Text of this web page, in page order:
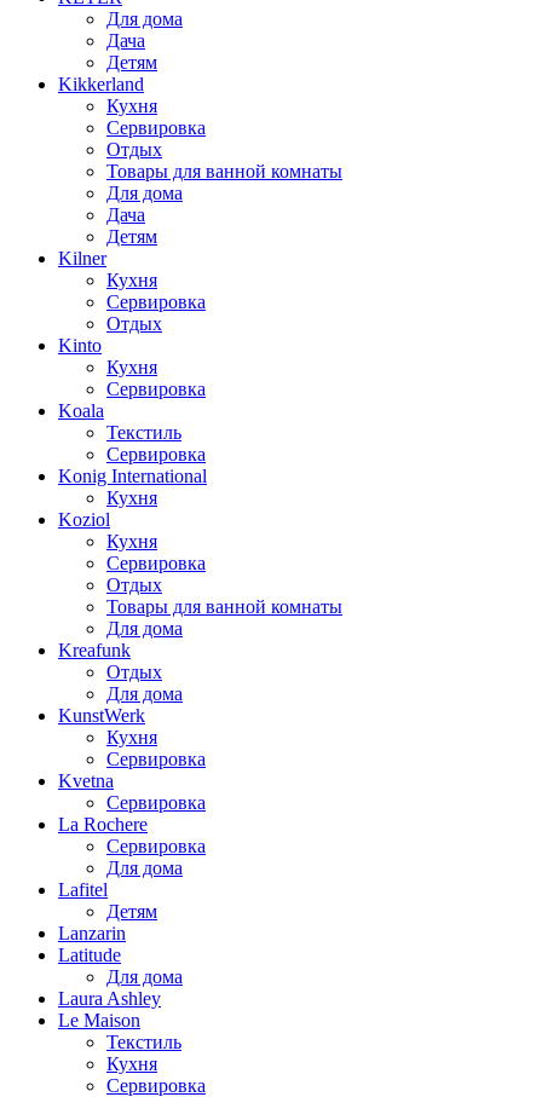
Для дома
Дача
Детям
Kikkerland
Кухня
Сервировка
Отдых
Товары для ванной комнаты
Для дома
Дача
Детям
Kilner
Кухня
Сервировка
Отдых
Kinto
Кухня
Сервировка
Koala
Текстиль
Сервировка
Konig International
Кухня
Koziol
Кухня
Сервировка
Отдых
Товары для ванной комнаты
Для дома
Kreafunk
Отдых
Для дома
KunstWerk
Кухня
Сервировка
Kvetna
Сервировка
La Rochere
Сервировка
Для дома
Lafitel
Детям
Lanzarin
Latitude
Для дома
Laura Ashley
Le Maison
Текстиль
Кухня
Сервировка